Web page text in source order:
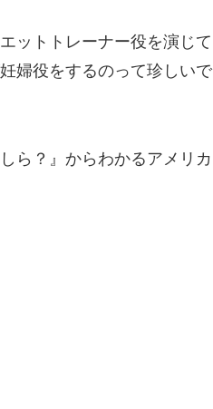
ットトレーナー役を演じて
婦役をするのって珍しいで
ら？』からわかるアメリカ